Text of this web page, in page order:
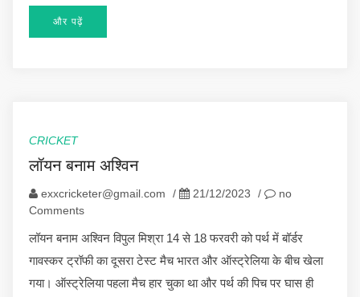
और पढ़ें
CRICKET
लॉयन बनाम अश्विन
exxcricketer@gmail.com / 21/12/2023 /
no
Comments
लॉयन बनाम अश्विन विपुल मिश्रा 14 से 18 फरवरी को पर्थ में बॉर्डर
गावस्कर ट्रॉफी का दूसरा टेस्ट मैच भारत और ऑस्ट्रेलिया के बीच खेला
गया। ऑस्ट्रेलिया पहला मैच हार चुका था और पर्थ की पिच पर घास ही